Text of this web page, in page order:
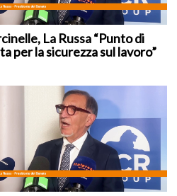
La Russa “Punto di
per la sicurezza sul lavoro”